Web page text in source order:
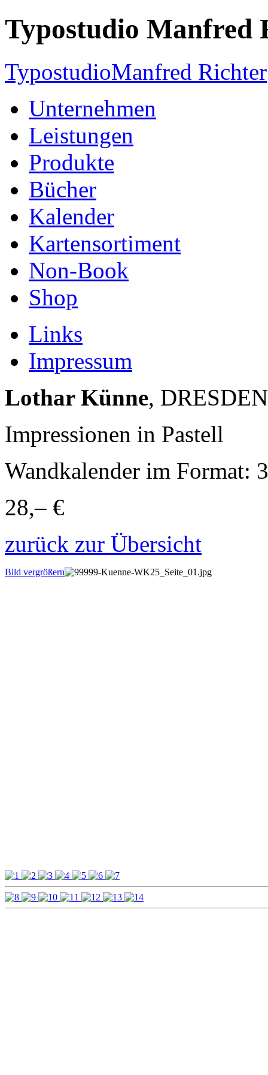
Typostudio Manfred
TypostudioManfred Richter
Unternehmen
Leistungen
Produkte
Bücher
Kalender
Kartensortiment
Non-Book
Shop
Links
Impressum
Lothar Künne, DRESDEN
Impressionen in Pastell
Wandkalender im Format:
28,– €
zurück zur Übersicht
Bild vergrößern